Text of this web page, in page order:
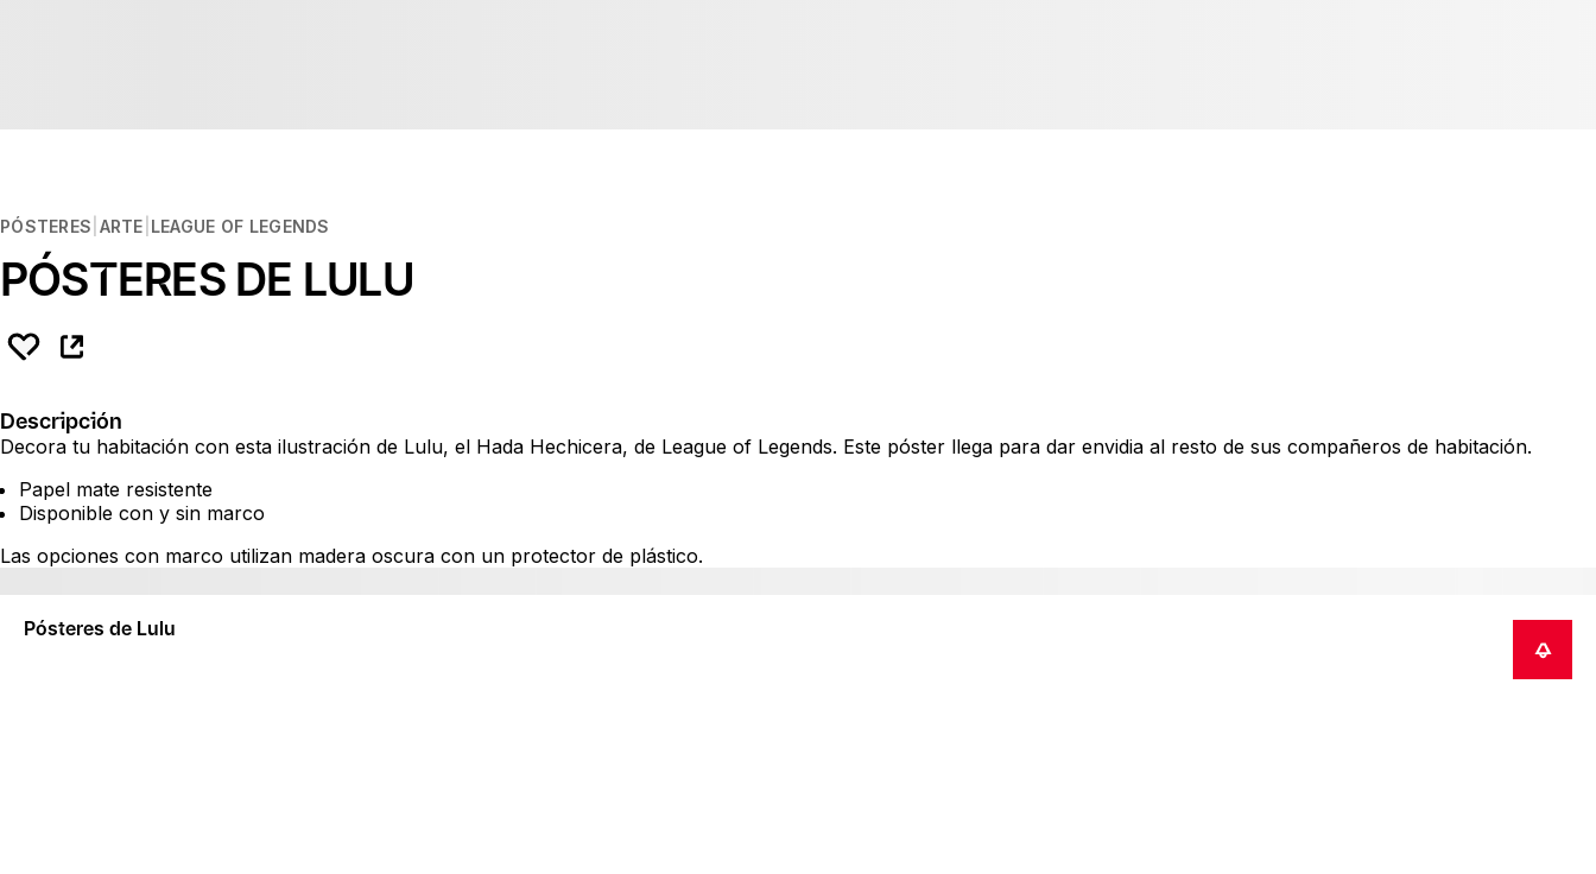
Pósteres de Lulu
PÓSTERES ARTE LEAGUE OF LEGENDS
PÓSTERES DE LULU
Descripción
Decora tu habitación con esta ilustración de Lulu, el Hada Hechicera, de League of Legends. Este póster llega para dar envidia al resto de sus compañeros de habitación.
Papel mate resistente
Disponible con y sin marco
Las opciones con marco utilizan madera oscura con un protector de plástico.